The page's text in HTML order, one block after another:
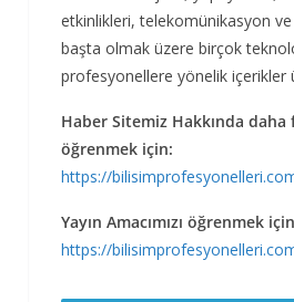
etkinlikleri, telekomünikasyon
başta olmak üzere birçok
profesyonellere yönelik içerikler
Haber Sitemiz Hakkında daha
öğrenmek için:
https://
Yayın Amacımızı öğrenmek
https://